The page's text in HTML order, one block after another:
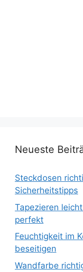
Neueste
Steckdosen
Sicherheitstipps
Tapezieren
perfekt
Feuchtigkeit im
beseitigen
Wandfarbe